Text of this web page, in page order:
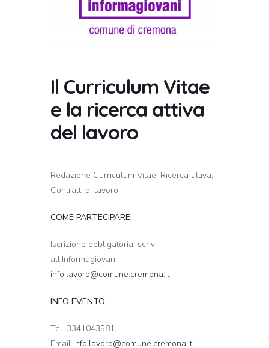
Il Curriculum Vitae
e la ricerca attiva
del lavoro
Redazione Curriculum Vitae, Ricerca attiva,
Contratti di lavoro.
COME PARTECIPARE:
Iscrizione obbligatoria: scrivi
all’Informagiovani
info.lavoro@comune.cremona.it
INFO EVENTO:
Tel. 3341043581 |
Email info.lavoro@comune.cremona.it